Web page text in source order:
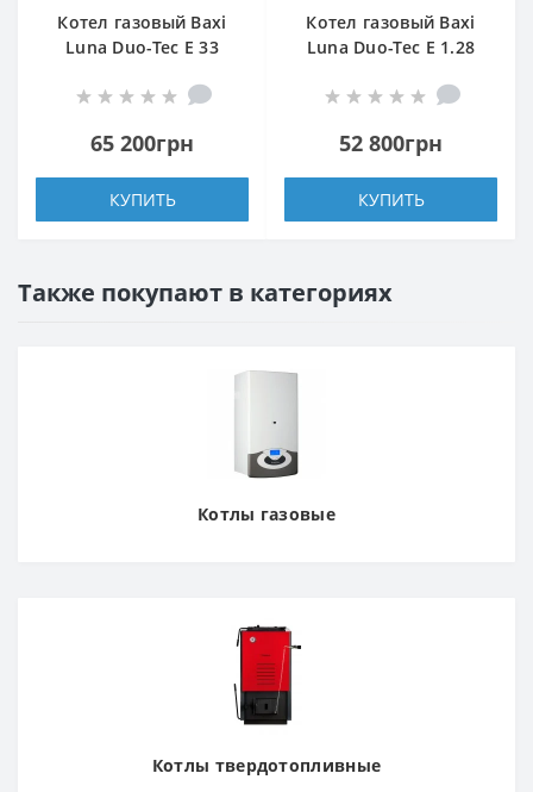
Котел газовый Baxi
Luna Duo-Tec E 33
65 200грн
КУПИТЬ
Котел газовый Baxi
Luna Duo-Tec E 1.28
52 800грн
КУПИТЬ
Также покупают в категориях
Котлы газовые
Котлы твердотопливные